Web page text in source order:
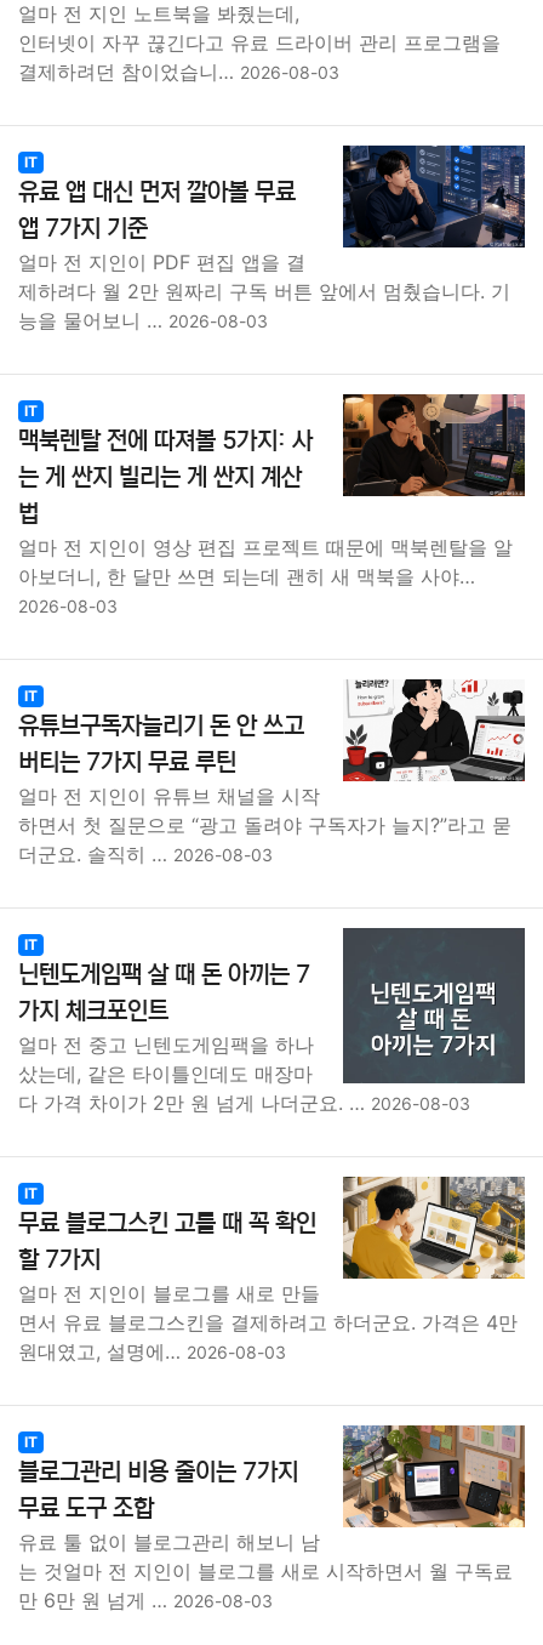
얼마 전 지인 노트북을 봐줬는데,
인터넷이 자꾸 끊긴다고 유료 드라이버 관리 프로그램을
결제하려던 참이었습니… 2026-08-03
IT
유료 앱 대신 먼저 깔아볼 무료
앱 7가지 기준
얼마 전 지인이 PDF 편집 앱을 결
제하려다 월 2만 원짜리 구독 버튼 앞에서 멈췄습니다. 기
능을 물어보니 … 2026-08-03
IT
맥북렌탈 전에 따져볼 5가지: 사
는 게 싼지 빌리는 게 싼지 계산
법
얼마 전 지인이 영상 편집 프로젝트 때문에 맥북렌탈을 알
아보더니, 한 달만 쓰면 되는데 괜히 새 맥북을 사야…
2026-08-03
IT
유튜브구독자늘리기 돈 안 쓰고
버티는 7가지 무료 루틴
얼마 전 지인이 유튜브 채널을 시작
하면서 첫 질문으로 “광고 돌려야 구독자가 늘지?”라고 묻
더군요. 솔직히 … 2026-08-03
IT
닌텐도게임팩 살 때 돈 아끼는 7
가지 체크포인트
얼마 전 중고 닌텐도게임팩을 하나
샀는데, 같은 타이틀인데도 매장마
다 가격 차이가 2만 원 넘게 나더군요. … 2026-08-03
IT
무료 블로그스킨 고를 때 꼭 확인
할 7가지
얼마 전 지인이 블로그를 새로 만들
면서 유료 블로그스킨을 결제하려고 하더군요. 가격은 4만
원대였고, 설명에… 2026-08-03
IT
블로그관리 비용 줄이는 7가지
무료 도구 조합
유료 툴 없이 블로그관리 해보니 남
는 것얼마 전 지인이 블로그를 새로 시작하면서 월 구독료
만 6만 원 넘게 … 2026-08-03